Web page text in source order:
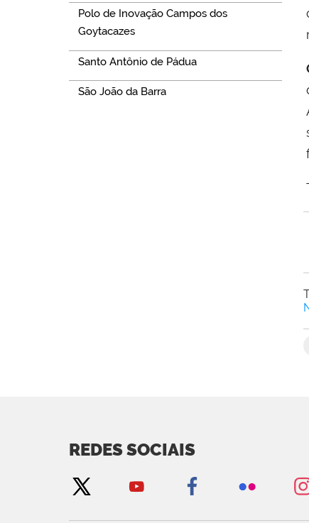
Polo de Inovação Campos dos
Goytacazes
Santo Antônio de Pádua
São João da Barra
REDES SOCIAIS